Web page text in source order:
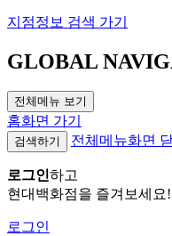
지점정보 검색 가기
GLOBAL
전체메뉴 보기
홈화면 가기
검색하기 전체메뉴화면 닫
로그인하고
현대백화점을 즐겨보세요!
로그인